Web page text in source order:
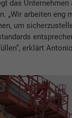
das Unternehmen
„Wir arbeiten eng
um
erklärt Antonio